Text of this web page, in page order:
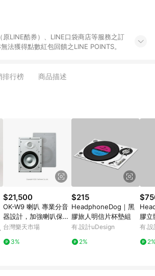
原LINE酷券）、LINE口袋商店等服務之訂
法獲得點數紅包回饋之LINE POINTS。
排行榜 商品描述
$21,500
OK-W9 喇叭 專業分音
器設計，加強喇叭保護
線路降低喇叭故障機
求。
台灣樂天市場
3%
$215
HeadphoneDog｜黑
膠旅人明信片杯墊組
有.設計uDesign
2%
膠
殼－
有.